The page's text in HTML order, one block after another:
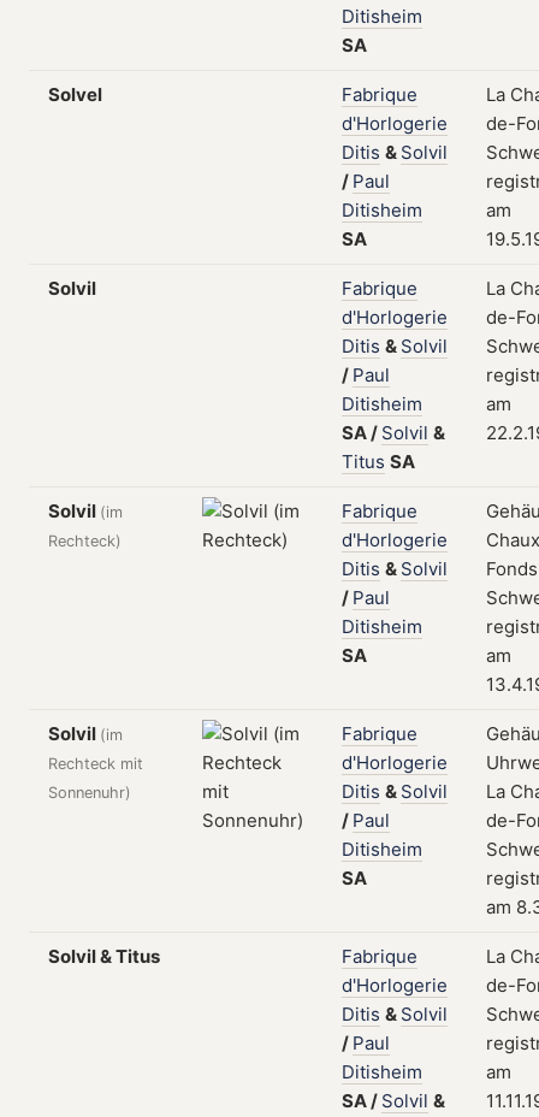
Ditisheim
SA
Solvel
Fabrique
d'Horlogerie
Ditis & Solvil
/ Paul
Ditisheim
SA
La
de-
am
Solvil
Fabrique
d'Horlogerie
Ditis & Solvil
/ Paul
Ditisheim
SA/ Solvil &
Titus SA
La
de-
am
Solvil (im
Rechteck)
Fabrique
d'Horlogerie
Ditis & Solvil
/ Paul
Ditisheim
SA
am
Solvil (im
Rechteck mit
Sonnenuhr)
Fabrique
d'Horlogerie
Ditis & Solvil
/ Paul
Ditisheim
SA
La
de-
am
Solvil & Titus
Fabrique
d'Horlogerie
Ditis & Solvil
/ Paul
Ditisheim
SA/ Solvil &
La
de-
am